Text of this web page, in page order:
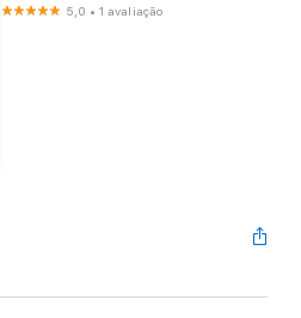
5,0 •1 avaliação